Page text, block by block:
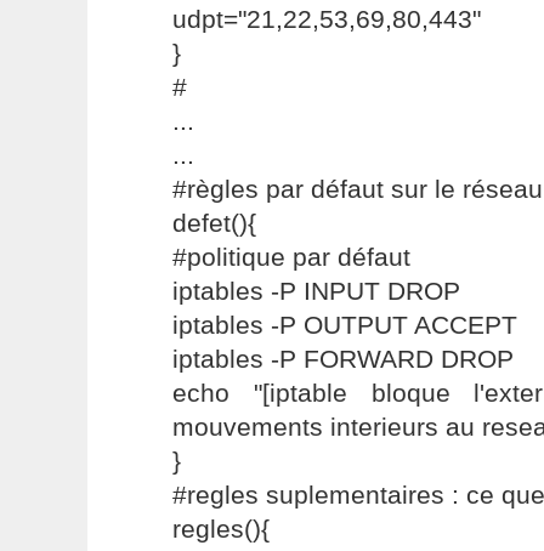
udpt="21,22,53,69,80,443"
}
#
...
...
#règles par défaut sur le
defet(){
#politique par défaut
iptables -P INPUT DROP
iptables -P OUTPUT ACCEPT
iptables -P FORWARD DROP
echo "[iptable bloque
mouvements interieurs au
}
#regles suplementaires : ce
regles(){